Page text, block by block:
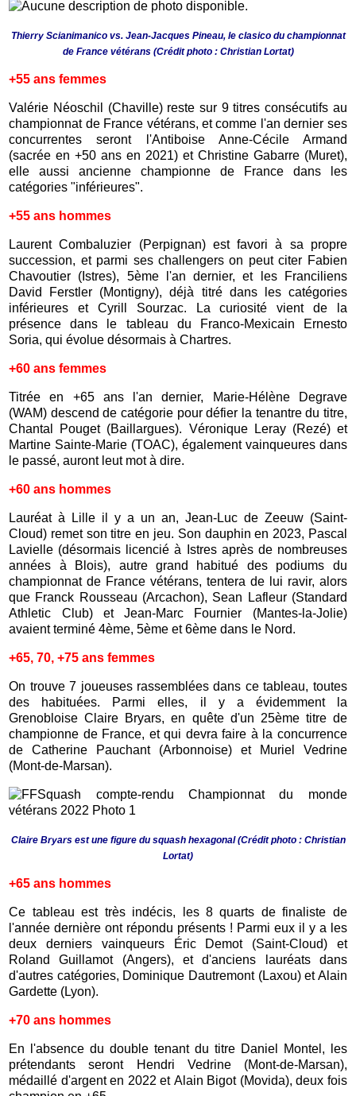
Thierry Scianimanico vs. Jean-Jacques Pineau, le clasico du championnat
de France vétérans (Crédit photo : Christian Lortat)
+55 ans femmes
Valérie Néoschil (Chaville) reste sur 9 titres consécutifs au
championnat de France vétérans, et comme l'an dernier ses
concurrentes seront l'Antiboise Anne-Cécile Armand
(sacrée en +50 ans en 2021) et Christine Gabarre (Muret),
elle aussi ancienne championne de France dans les
catégories "inférieures".
+55 ans hommes
Laurent Combaluzier (Perpignan) est favori à sa propre
succession, et parmi ses challengers on peut citer Fabien
Chavoutier (Istres), 5ème l'an dernier, et les Franciliens
David Ferstler (Montigny), déjà titré dans les catégories
inférieures et Cyrill Sourzac. La curiosité vient de la
présence dans le tableau du Franco-Mexicain Ernesto
Soria, qui évolue désormais à Chartres.
+60 ans femmes
Titrée en +65 ans l'an dernier, Marie-Hélène Degrave
(WAM) descend de catégorie pour défier la tenantre du titre,
Chantal Pouget (Baillargues). Véronique Leray (Rezé) et
Martine Sainte-Marie (TOAC), également vainqueures dans
le passé, auront leut mot à dire.
+60 ans hommes
Lauréat à Lille il y a un an, Jean-Luc de Zeeuw (Saint-
Cloud) remet son titre en jeu. Son dauphin en 2023, Pascal
Lavielle (désormais licencié à Istres après de nombreuses
années à Blois), autre grand habitué des podiums du
championnat de France vétérans, tentera de lui ravir, alors
que Franck Rousseau (Arcachon), Sean Lafleur (Standard
Athletic Club) et Jean-Marc Fournier (Mantes-la-Jolie)
avaient terminé 4ème, 5ème et 6ème dans le Nord.
+65, 70, +75 ans femmes
On trouve 7 joueuses rassemblées dans ce tableau, toutes
des habituées. Parmi elles, il y a évidemment la
Grenobloise Claire Bryars, en quête d'un 25ème titre de
championne de France, et qui devra faire à la concurrence
de Catherine Pauchant (Arbonnoise) et Muriel Vedrine
(Mont-de-Marsan).
Claire Bryars est une figure du squash hexagonal(Crédit photo : Christian
Lortat)
+65 ans hommes
Ce tableau est très indécis, les 8 quarts de finaliste de
l'année dernière ont répondu présents ! Parmi eux il y a les
deux derniers vainqueurs
Éric Demot (Saint-Cloud) et
Roland Guillamot (Angers), et d'anciens lauréats dans
d'autres catégories, Dominique Dautremont (Laxou) et Alain
Gardette (Lyon).
+70 ans hommes
En l'absence du double tenant du titre Daniel Montel, les
prétendants seront Hendri Vedrine (Mont-de-Marsan),
médaillé d'argent en 2022 et Alain Bigot (Movida), deux fois